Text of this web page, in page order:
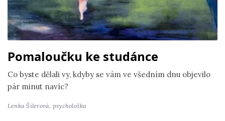
Pomaloučku ke studánce
Co byste dělali vy, kdyby se vám ve všedním dnu objevilo
pár minut navíc?
Lenka Šilerová, psycholožka